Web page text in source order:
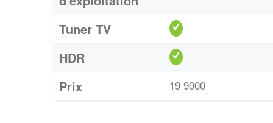
Tuner TV
HDR
Prix
19 9000